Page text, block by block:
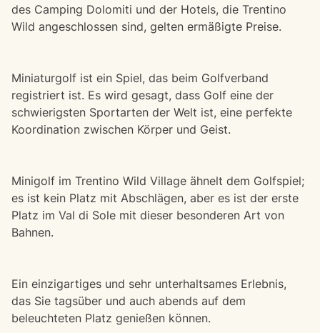
des Camping Dolomiti und der Hotels, die Trentino
Wild angeschlossen sind, gelten ermäßigte Preise.
Miniaturgolf ist ein Spiel, das beim Golfverband
registriert ist. Es wird gesagt, dass Golf eine der
schwierigsten Sportarten der Welt ist, eine perfekte
Koordination zwischen Körper und Geist.
Minigolf im Trentino Wild Village ähnelt dem Golfspiel;
es ist kein Platz mit Abschlägen, aber es ist der erste
Platz im Val di Sole mit dieser besonderen Art von
Bahnen.
Ein einzigartiges und sehr unterhaltsames Erlebnis,
das Sie tagsüber und auch abends auf dem
beleuchteten Platz genießen können.